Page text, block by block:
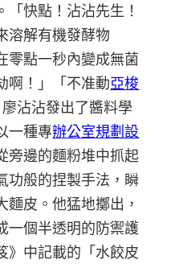
快點！沾沾先生！
溶解有機發酵物
零點一秒內變成無菌
啊！」「不准動亞梭
沾沾發出了醬料學
一種專辦公室規劃設
旁邊的麵粉堆中抓起
功般的捏製手法，瞬
麵皮。他猛地擲出，
一個半透明的防禦護
》中記載的「水餃皮